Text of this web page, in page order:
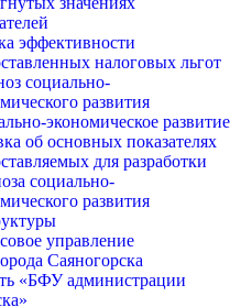
эффективности
налоговых льгот
социально-
развития
экономическое развитие
об основных показателях
для разработки
социально-
развития
управление
Саяногорска
«БФУ администрации